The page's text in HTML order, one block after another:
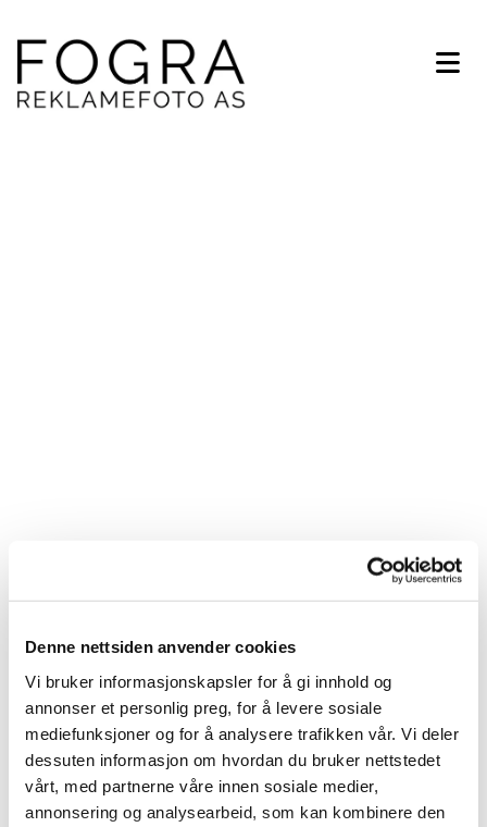
Denne nettsiden anvender cookies
Vi bruker informasjonskapsler for å gi innhold og
annonser et personlig preg, for å levere sosiale
mediefunksjoner og for å analysere trafikken vår. Vi deler
dessuten informasjon om hvordan du bruker nettstedet
vårt, med partnerne våre innen sosiale medier,
annonsering og analysearbeid, som kan kombinere den
Drone
Luftfoto som gir oversikt og kontekst